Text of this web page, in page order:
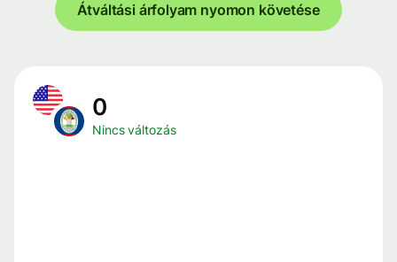
Átváltási árfolyam nyomon követése
0
Nincs változás